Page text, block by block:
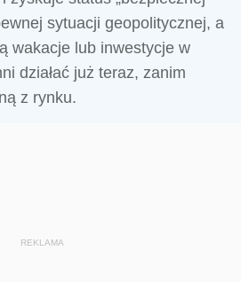
sytuacji geopolitycznej, a
wakacje lub inwestycje w
działać już teraz, zanim
z rynku.
REKLAMA